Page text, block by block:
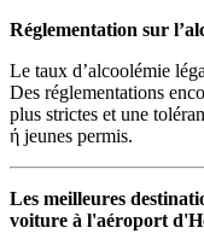
Réglementation sur
Le taux d’alcoolémie
Des réglementations
plus strictes et une
ή jeunes permis.
Les meilleures
voiture à l'aéroport